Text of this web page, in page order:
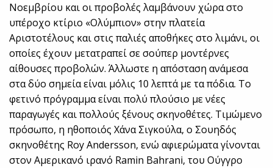
Νοεμβρίου και οι προβολές λαμβάνουν χώρα στο
υπέροχο κτίριο «Ολύμπιον» στην πλατεία
Αριστοτέλους και στις παλιές αποθήκες στο λιμάνι, οι
οποίες έχουν μετατραπεί σε σούπερ μοντέρνες
αίθουσες προβολών. Άλλωστε η απόσταση ανάμεσα
στα δύο σημεία είναι μόλις 10 λεπτά με τα πόδια. Το
φετινό πρόγραμμα είναι πολύ πλούσιο με νέες
παραγωγές και πολλούς ξένους σκηνοθέτες. Τιμώμενο
πρόσωπο, η ηθοποιός Χάνα Σιγκούλα, ο Σουηδός
σκηνοθέτης Roy Andersson, ενώ αφιερώματα γίνονται
στον Αμερικανό ιρανό Ramin Bahrani, του Ούγγρο